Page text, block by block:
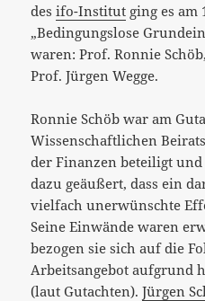
desifo-Institut ging es am
„Bedingungslose
waren: Prof. Ronnie
Prof. Jürgen Wegge.
Ronnie Schöb war am
Wissenschaftlichen
der Finanzen beteiligt
dazu geäußert, dass ein
vielfach unerwünschte
Seine Einwände waren
bezogen sie sich auf die
Arbeitsangebot aufgrund
(laut Gutachten).Jürgen